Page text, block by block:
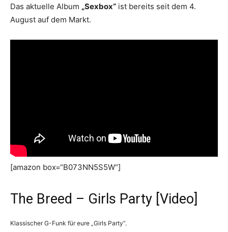
Das aktuelle Album „Sexbox“ ist bereits seit dem 4.
August auf dem Markt.
[amazon box=“B073NN5S5W“]
The Breed – Girls Party [Video]
Klassischer G-Funk für eure „Girls Party“.